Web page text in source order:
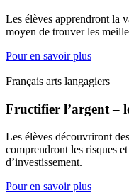
Les élèves apprendront la
moyen de trouver les
Pour en savoir plus
Français arts langagiers
Fructifier l’argent –
Les élèves découvriront
comprendront les risques
d’investissement.
Pour en savoir plus